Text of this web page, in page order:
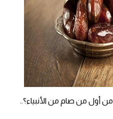
من أول من صام من الأنبياء؟..